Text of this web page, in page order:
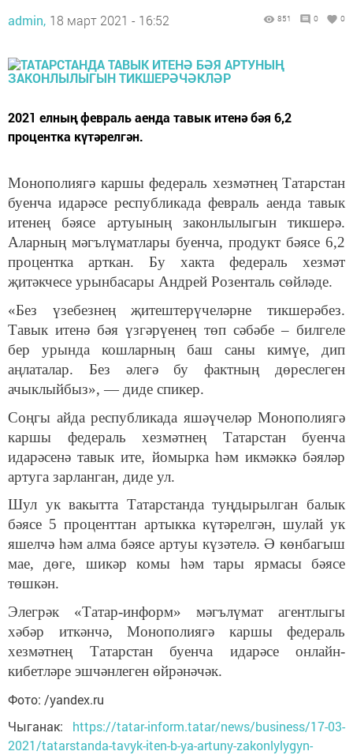
admin, 18 март 2021 - 16:52 851 0 0
2021 елның февраль аенда тавык итенә бәя 6,2
процентка күтәрелгән.
Монополиягә каршы федераль хезмәтнең Татарстан
буенча идарәсе республикада февраль аенда тавык
итенең бәясе артуының законлылыгын тикшерә.
Аларның мәгълүматлары буенча, продукт бәясе 6,2
процентка арткан. Бу хакта федераль хезмәт
җитәкчесе урынбасары Андрей Розенталь сөйләде.
«Без үзебезнең җитештерүчеләрне тикшерәбез.
Тавык итенә бәя үзгәрүенең төп сәбәбе – билгеле
бер урында кошларның баш саны кимүе, дип
аңлаталар. Без әлегә бу фактның дөреслеген
ачыклыйбыз», — диде спикер.
Соңгы айда республикада яшәүчеләр Монополиягә
каршы федераль хезмәтнең Татарстан буенча
идарәсенә тавык ите, йомырка һәм икмәккә бәяләр
артуга зарланган, диде ул.
Шул ук вакытта Татарстанда туңдырылган балык
бәясе 5 проценттан артыкка күтәрелгән, шулай ук
яшелчә һәм алма бәясе артуы күзәтелә. Ә көнбагыш
мае, дөге, шикәр комы һәм тары ярмасы бәясе
төшкән.
Элегрәк «Татар-информ» мәгълүмат агентлыгы
хәбәр иткәнчә, Монополиягә каршы федераль
хезмәтнең Татарстан буенча идарәсе онлайн-
кибетләре эшчәнлеген өйрәнәчәк.
Фото: /yandex.ru
Чыганак: https://tatar-inform.tatar/news/business/17-03-
2021/tatarstanda-tavyk-iten-b-ya-artuny-zakonlylygyn-